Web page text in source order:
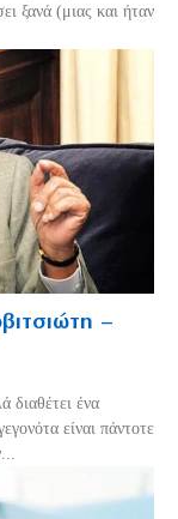
ξανά (μιας και ήταν
–
διαθέτει ένα
είναι πάντοτε